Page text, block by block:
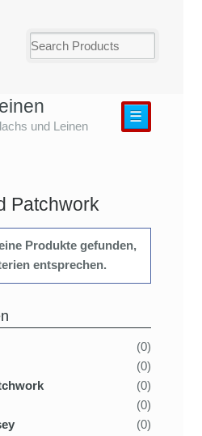
und Leinen
☰
Patchwork
Produkte gefunden,
entsprechen.
(0)
(0)
(0)
(0)
(0)